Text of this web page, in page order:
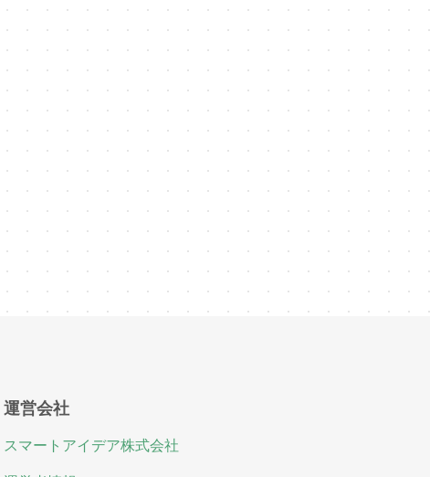
運営会社
スマートアイデア株式会社